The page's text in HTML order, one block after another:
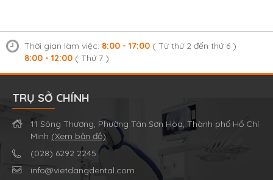
Thời gian làm việc: 8:00 - 17:00 ( Từ thứ 2 đến thứ 6 )
8:00 - 12:00 ( Thứ 7 )
TRỤ SỞ CHÍNH
11 Sông Thương, Phường Tân Sơn Hòa, Thành phố Hồ Chí
Minh (Xem bản đồ)
(028) 6292 2245
info@vietdangdental.com